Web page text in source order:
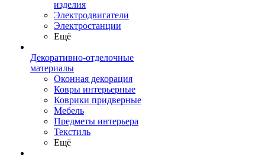
изделия
Электродвигатели
Электростанции
Ещё
Декоративно-отделочные
материалы
Оконная декорация
Ковры интерьерные
Коврики придверные
Мебель
Предметы интерьера
Текстиль
Ещё